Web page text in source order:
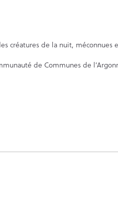
créatures de la nuit, méconnues
de Communes de